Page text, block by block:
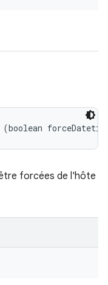
forcées de l'hôte